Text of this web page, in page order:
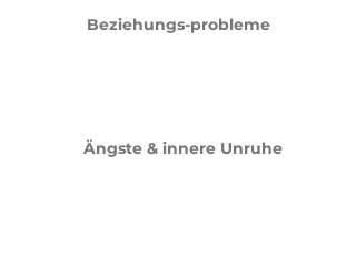
Beziehungs-probleme
Ängste & innere Unruhe